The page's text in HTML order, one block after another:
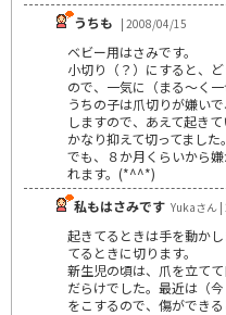
うちも | 2008/04/15
ベビー用はさみです。
小切り（？）にすると、
ので、一気に（まる～く一
うちの子は爪切りが嫌い
しますので、あえて起き
かなり抑えて切ってました
でも、８か月くらいから
れます。(*^^*)
私もはさみです Yukaさん
起きてるときは手を動か
てるときに切ります。
新生児の頃は、爪を立て
だらけでした。最近は（
をこするので、傷ができ